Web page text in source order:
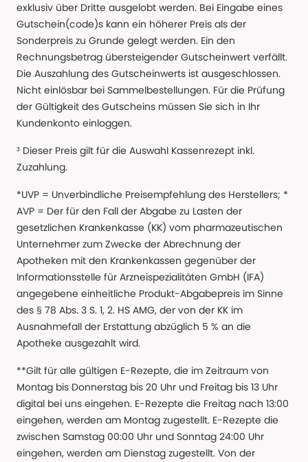
exklusiv über Dritte ausgelobt werden. Bei Eingabe eines
Gutschein(code)s kann ein höherer Preis als der
Sonderpreis zu Grunde gelegt werden. Ein den
Rechnungsbetrag übersteigender Gutscheinwert verfällt.
Die Auszahlung des Gutscheinwerts ist ausgeschlossen.
Nicht einlösbar bei Sammelbestellungen. Für die Prüfung
der Gültigkeit des Gutscheins müssen Sie sich in Ihr
Kundenkonto einloggen.
³ Dieser Preis gilt für die Auswahl Kassenrezept inkl.
Zuzahlung.
*UVP = Unverbindliche Preisempfehlung des Herstellers; *
AVP = Der für den Fall der Abgabe zu Lasten der
gesetzlichen Krankenkasse (KK) vom pharmazeutischen
Unternehmer zum Zwecke der Abrechnung der
Apotheken mit den Krankenkassen gegenüber der
Informationsstelle für Arzneispezialitäten GmbH (IFA)
angegebene einheitliche Produkt-Abgabepreis im Sinne
des § 78 Abs. 3 S. 1, 2. HS AMG, der von der KK im
Ausnahmefall der Erstattung abzüglich 5 % an die
Apotheke ausgezahlt wird.
**Gilt für alle gültigen E-Rezepte, die im Zeitraum von
Montag bis Donnerstag bis 20 Uhr und Freitag bis 13 Uhr
digital bei uns eingehen. E-Rezepte die Freitag nach 13:00
eingehen, werden am Montag zugestellt. E-Rezepte die
zwischen Samstag 00:00 Uhr und Sonntag 24:00 Uhr
eingehen, werden am Dienstag zugestellt. Von der